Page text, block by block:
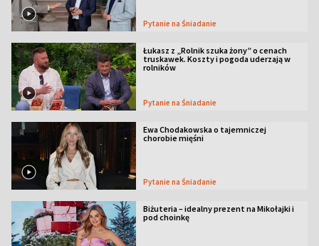
Pytanie na Śniadanie
Łukasz z „Rolnik szuka żony” o cenach
truskawek. Koszty i pogoda uderzają w
rolników
Pytanie na Śniadanie
Ewa Chodakowska o tajemniczej
chorobie mięśni
Pytanie na Śniadanie
Biżuteria – idealny prezent na Mikołajki i
pod choinkę